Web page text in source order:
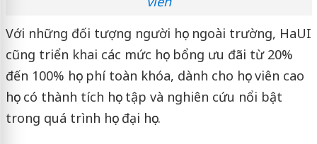
Với những đối tượng người học ngoài trường, HaUI
cũng triển khai các mức học bổng ưu đãi từ 20%
đến 100% học phí toàn khóa, dành cho học viên cao
học có thành tích học tập và nghiên cứu nổi bật
trong quá trình học đại học.